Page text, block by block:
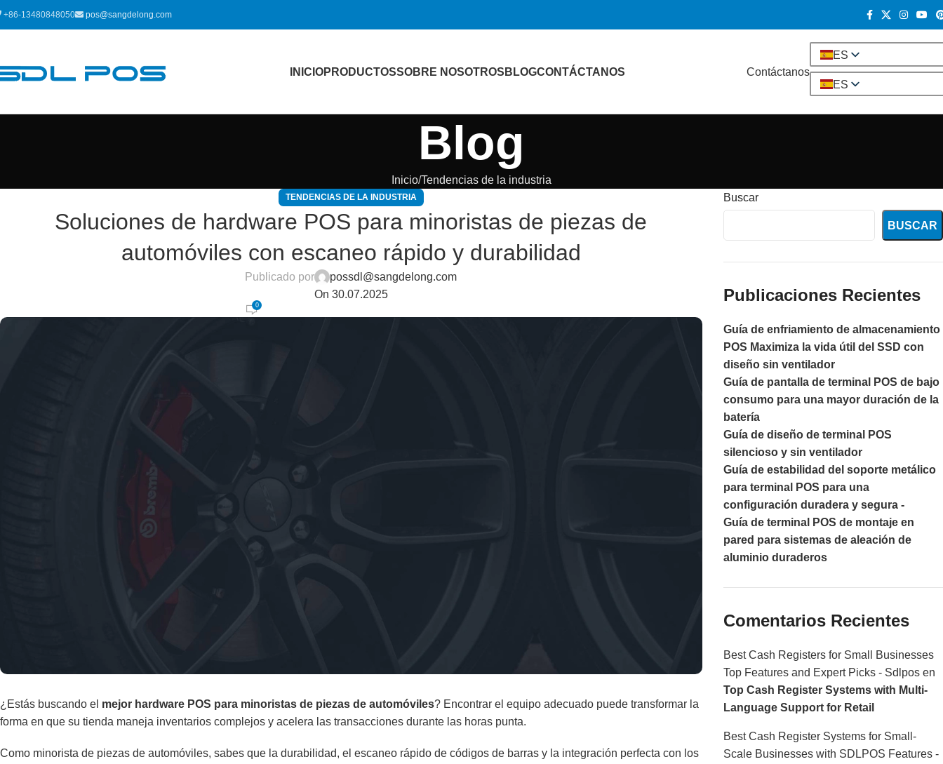
+86-13480848050 pos@sangdelong.com
INICIOPRODUCTOSSOBRE NOSOTROS BLOGCONTÁCTANOS Contáctanos
ES
ES
Blog
Inicio Tendencias de la industria
TENDENCIAS DE LA INDUSTRIA
Soluciones de hardware POS para minoristas de piezas de
automóviles con escaneo rápido y durabilidad
Publicado por
possdl@sangdelong.com
On 30.07.2025
0
¿Estás buscando el mejor hardware POS para minoristas de piezas de automóviles? Encontrar el equipo adecuado puede transformar la
forma en que su tienda maneja inventarios complejos y acelera las transacciones durante las horas punta.
Como minorista de piezas de automóviles, sabes que la durabilidad, el escaneo rápido de códigos de barras y la integración perfecta con los
Buscar
BUSCAR
Publicaciones Recientes
Guía de enfriamiento de almacenamiento
POS Maximiza la vida útil del SSD con
diseño sin ventilador
Guía de pantalla de terminal POS de bajo
consumo para una mayor duración de la
batería
Guía de diseño de terminal POS
silencioso y sin ventilador
Guía de estabilidad del soporte metálico
para terminal POS para una
configuración duradera y segura -
Guía de terminal POS de montaje en
pared para sistemas de aleación de
aluminio duraderos
Comentarios Recientes
Best Cash Registers for Small Businesses
Top Features and Expert Picks - Sdlposen
Top Cash Register Systems with Multi-
Language Support for Retail
Best Cash Register Systems for Small-
Scale Businesses with SDLPOS Features -